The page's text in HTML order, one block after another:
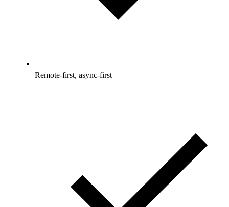
Remote-first, async-first